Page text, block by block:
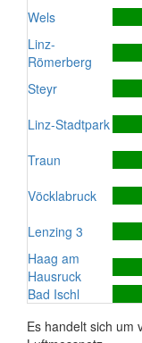
Wels
Linz-
Römerberg
Steyr
Linz-Stadtpark
Traun
Vöcklabruck
Lenzing 3
Haag am
Hausruck
Bad Ischl
Es handelt sich um